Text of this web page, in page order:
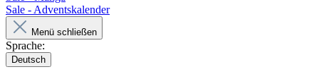
Sale - Adventskalender
Menü schließen
Sprache:
Deutsch